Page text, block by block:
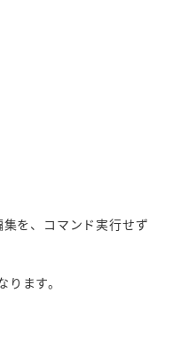
を、コマンド実行せず
ます。